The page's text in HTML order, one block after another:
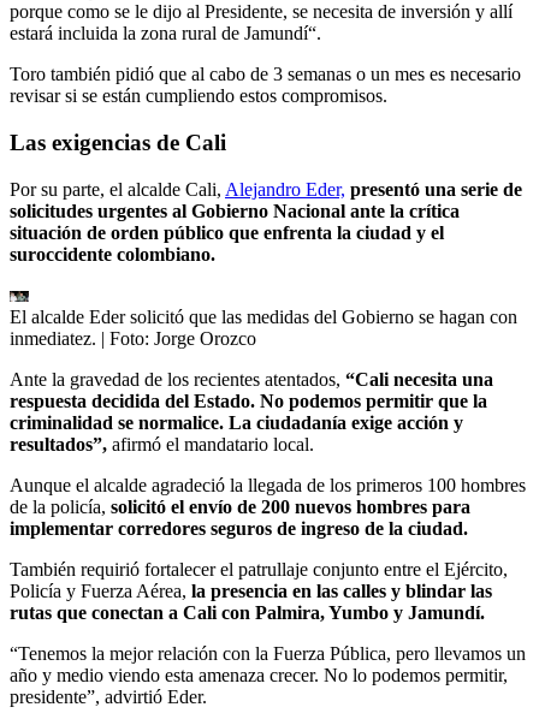
porque como se le dijo al Presidente, se necesita de inversión y allí
estará incluida la zona rural de Jamundí“.
Toro también pidió que al cabo de 3 semanas o un mes es necesario
revisar si se están cumpliendo estos compromisos.
Las exigencias de Cali
Por su parte, el alcalde Cali, Alejandro Eder, presentó una serie de
solicitudes urgentes al Gobierno Nacional ante la crítica
situación de orden público que enfrenta la ciudad y el
suroccidente colombiano.
El alcalde Eder solicitó que las medidas del Gobierno se hagan con
inmediatez. | Foto: Jorge Orozco
Ante la gravedad de los recientes atentados, “Cali necesita una
respuesta decidida del Estado. No podemos permitir que la
criminalidad se normalice. La ciudadanía exige acción y
resultados”, afirmó el mandatario local.
Aunque el alcalde agradeció la llegada de los primeros 100 hombres
de la policía, solicitó el envío de 200 nuevos hombres para
implementar corredores seguros de ingreso de la ciudad.
También requirió fortalecer el patrullaje conjunto entre el Ejército,
Policía y Fuerza Aérea, la presencia en las calles y blindar las
rutas que conectan a Cali con Palmira, Yumbo y Jamundí.
“Tenemos la mejor relación con la Fuerza Pública, pero llevamos un
año y medio viendo esta amenaza crecer. No lo podemos permitir,
presidente”, advirtió Eder.